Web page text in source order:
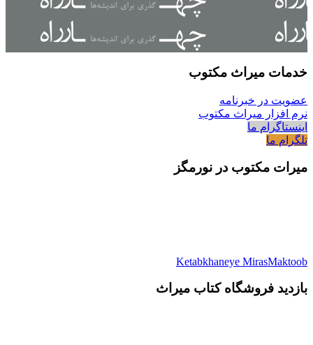
خدمات میراث مکتوب
عضویت در خبرنامه
نرم افزار میراث مکتوب
اینستاگرام ما
تلگرام ما
میرات مکتوب در نورمگز
Ketabkhaneye MirasMaktoob
بازدید فروشگاه کتاب میراث